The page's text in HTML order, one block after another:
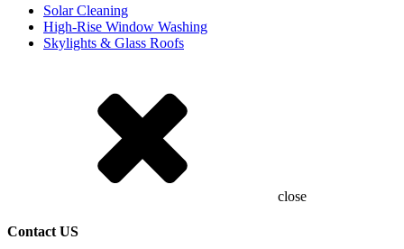
Solar Cleaning
High-Rise Window Washing
Skylights & Glass Roofs
close
Contact US